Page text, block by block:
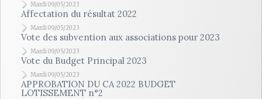
Mardi 09/05/2023
Affectation du résultat 2022
Mardi 09/05/2023
Vote des subvention aux associations pour 2023
Mardi 09/05/2023
Vote du Budget Principal 2023
Mardi 09/05/2023
APPROBATION DU CA 2022 BUDGET
LOTISSEMENT n°2